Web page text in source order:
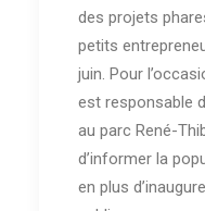
des projets
petits
juin. Pour
est responsable
au parc René-
d’informer la
en plus